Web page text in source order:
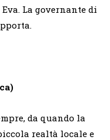
La governante di
da quando la
realtà locale e